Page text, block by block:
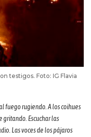
testigos. Foto: IG Flavia
fuego rugiendo. A los coihues
gritando. Escuchar las
Las voces de los pájaros